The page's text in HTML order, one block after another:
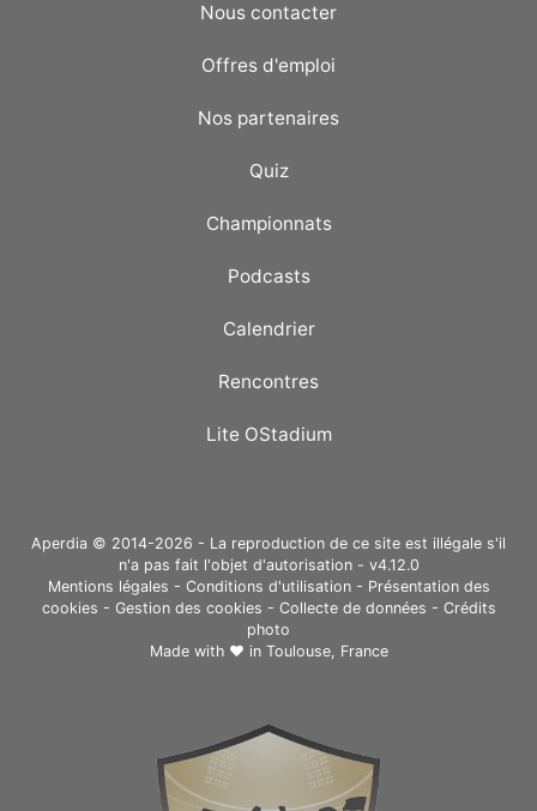
Nous contacter
Offres d'emploi
Nos partenaires
Quiz
Championnats
Podcasts
Calendrier
Rencontres
Lite OStadium
Aperdia © 2014-2026 - La reproduction de ce site est illégale s'il
n'a pas fait l'objet d'autorisation - v4.12.0
Mentions légales - Conditions d'utilisation- Présentation des
cookies - Gestion des cookies - Collecte de données - Crédits
photo
Made with ❤ in Toulouse, France